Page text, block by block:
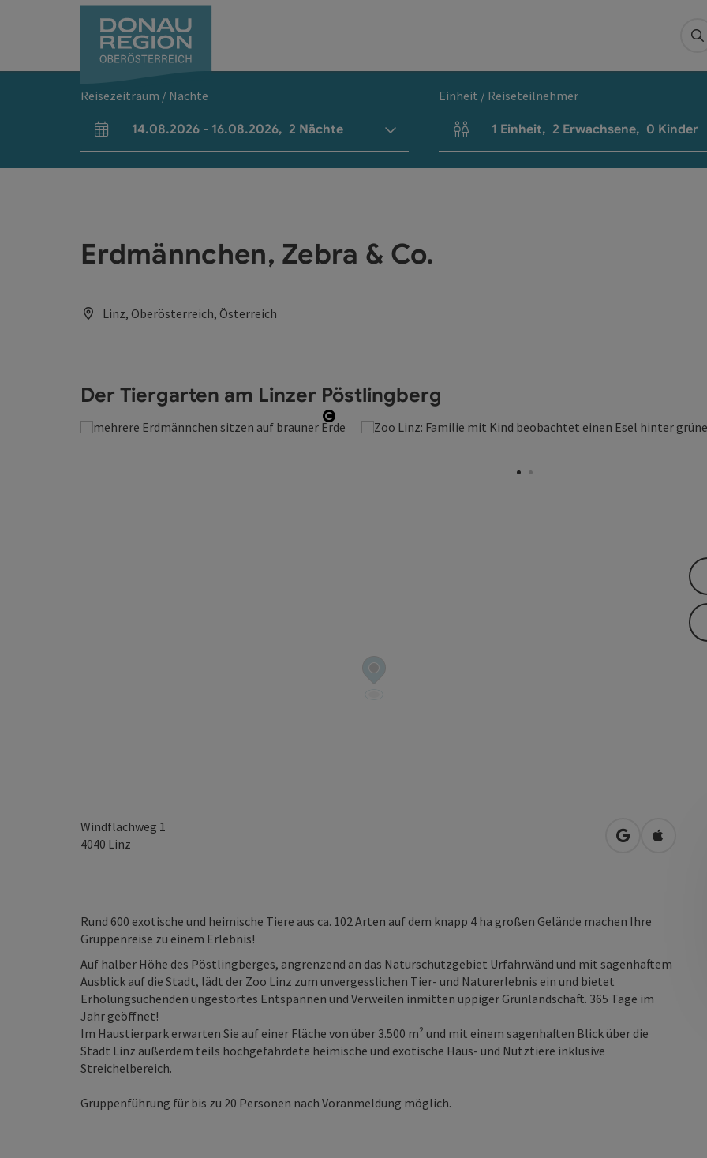
Reisezeitraum / Nächte
An- und Abreisefelder
14.08.2026 - 16.08.2026, 2 Nächte
Einheit / Reiseteilnehmer
Einheitenanzahl und Personenfelder
1 Einheit, 2 Erwachsene, 0 Kinder
Erdmännchen, Zebra & Co.
Linz, Oberösterreich, Österreich
Der Tiergarten am Linzer Pöstlingberg
Copyright öffnen
Windflachweg 1
4040 Linz in Google
in
Rund 600 exotische und heimische Tiere aus ca. 102 Arten auf dem knapp 4 ha großen Gelände machen Ihre
Gruppenreise zu einem Erlebnis!
Auf halber Höhe des Pöstlingberges, angrenzend an das Naturschutzgebiet Urfahrwänd und mit sagenhaftem
Ausblick auf die Stadt, lädt der Zoo Linz zum unvergesslichen Tier- und Naturerlebnis ein und bietet
Erholungsuchenden ungestörtes Entspannen und Verweilen inmitten üppiger Grünlandschaft. 365 Tage im
Jahr geöffnet!
Im Haustierpark erwarten Sie auf einer Fläche von über 3.500 m² und mit einem sagenhaften Blick über die
Stadt Linz außerdem teils hochgefährdete heimische und exotische Haus- und Nutztiere inklusive
Streichelbereich.
Gruppenführung für bis zu 20 Personen nach Voranmeldung möglich.